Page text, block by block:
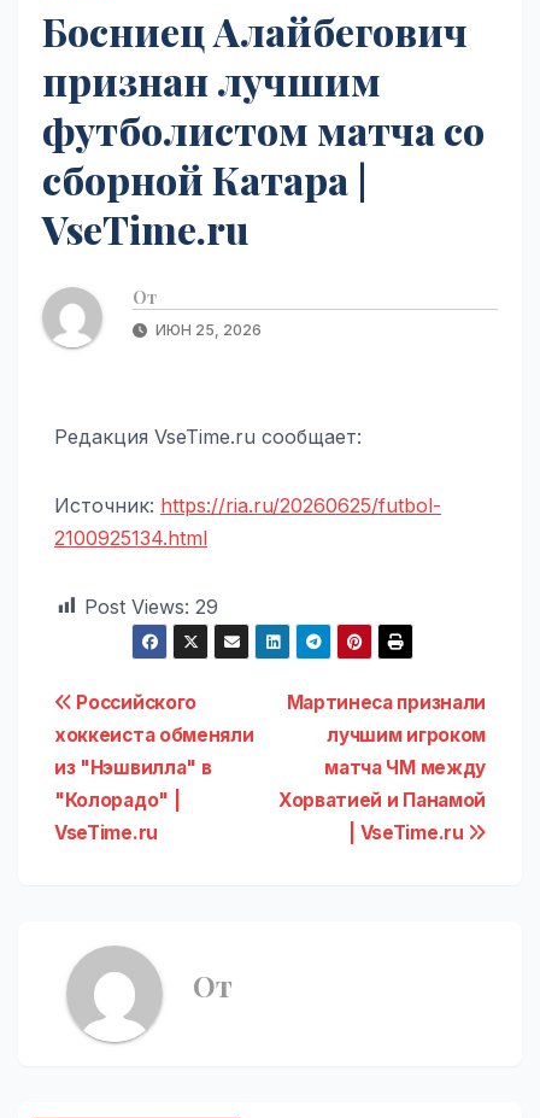
Босниец Алайбегович
признан лучшим
футболистом матча со
сборной Катара |
VseTime.ru
От
ИЮН 25, 2026
Редакция VseTime.ru сообщает:
Источник: https://ria.ru/20260625/futbol-
2100925134.html
Post Views: 29
Навигация
по
записям
Мартинеса признали
лучшим игроком
матча ЧМ между
Хорватией и Панамой
| VseTime.ru
Российского
хоккеиста обменяли
из "Нэшвилла" в
"Колорадо" |
VseTime.ru
От